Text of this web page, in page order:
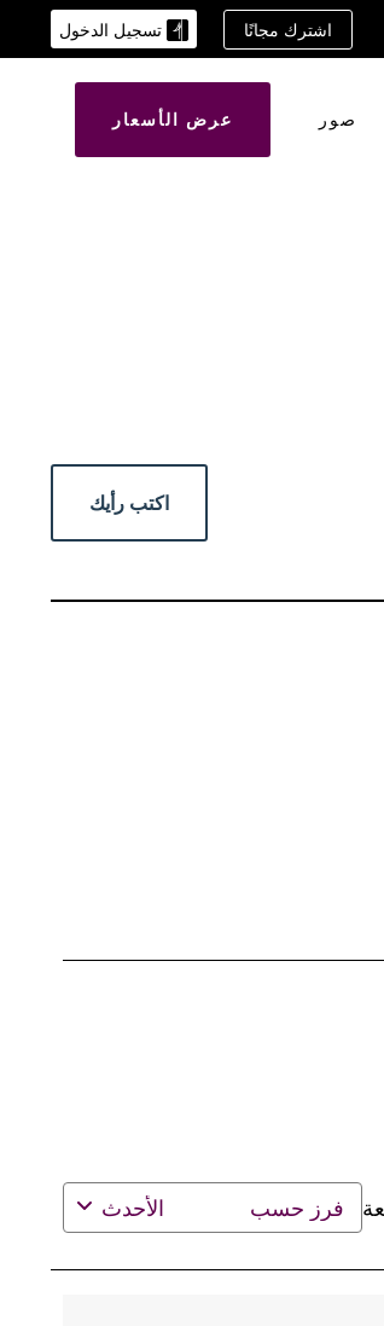
اشترك مجانًا تسجيل الدخول
صور عرض الأسعار
اكتب رأيك